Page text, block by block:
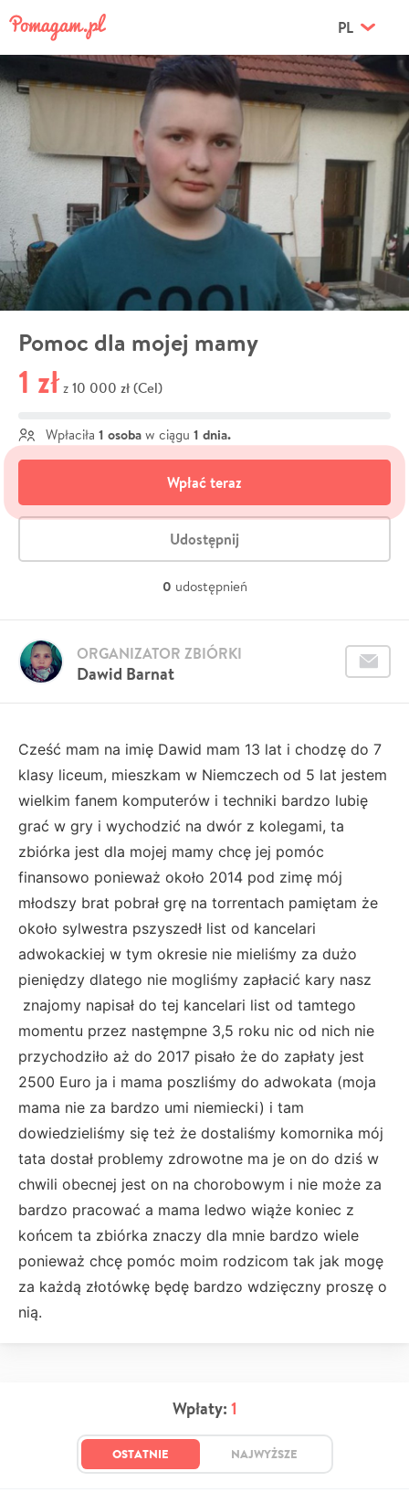
PL
Pomoc dla mojej mamy
1 zł z 10 000 zł (Cel)
Wpłaciła 1 osoba w ciągu 1 dnia.
Wpłać teraz
Udostępnij
0 udostępnień
Dawid Barnat
ORGANIZATOR ZBIÓRKI
Cześć mam na imię Dawid mam 13 lat i chodzę do 7
klasy liceum, mieszkam w Niemczech od 5 lat jestem
wielkim fanem komputerów i techniki bardzo lubię
grać w gry i wychodzić na dwór z kolegami, ta
zbiórka jest dla mojej mamy chcę jej pomóc
finansowo ponieważ około 2014 pod zimę mój
młodszy brat pobrał grę na torrentach pamiętam że
około sylwestra pszyszedł list od kancelari
adwokackiej w tym okresie nie mieliśmy za dużo
pieniędzy dlatego nie mogliśmy zapłacić kary nasz
znajomy napisał do tej kancelari list od tamtego
momentu przez nastęmpne 3,5 roku nic od nich nie
przychodziło aż do 2017 pisało że do zapłaty jest
2500 Euro ja i mama poszliśmy do adwokata (moja
mama nie za bardzo umi niemiecki) i tam
dowiedzieliśmy się też że dostaliśmy komornika mój
tata dostał problemy zdrowotne ma je on do dziś w
chwili obecnej jest on na chorobowym i nie może za
bardzo pracować a mama ledwo wiąże koniec z
końcem ta zbiórka znaczy dla mnie bardzo wiele
ponieważ chcę pomóc moim rodzicom tak jak mogę
za każdą złotówkę będę bardzo wdzięczny proszę o
nią.
Wpłaty: 1
OSTATNIE NAJWYŻSZE